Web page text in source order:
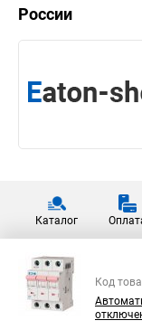
России
Каталог
Код